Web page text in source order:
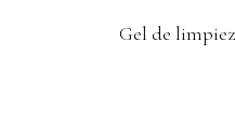
Gel de